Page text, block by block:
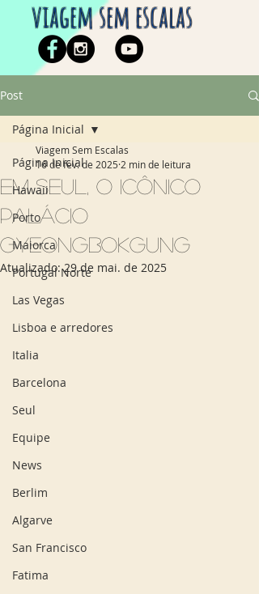
viagem sem escalas
Post
Página Inicial
Hawaii
Porto
Maiorca
Portugal Norte
Las Vegas
Lisboa e arredores
Italia
Barcelona
Seul
Equipe
News
Berlim
Algarve
San Francisco
Fatima
Página Inicial
Em Seul, o icônico
Palácio
Gyeongbokgung
Viagem Sem Escalas
16 de fev. de 2025 2 min de leitura
Atualizado:29 de mai. de 2025